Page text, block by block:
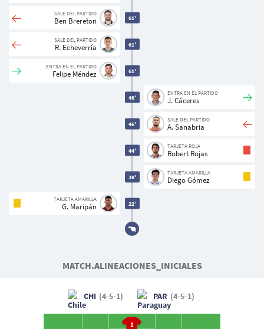
22'
TARJETA AMARILLA
G. Maripán
38'
TARJETA AMARILLA
Diego Gómez
44'
TARJETA ROJA
Robert Rojas
46'
SALE DEL PARTIDO
A. Sanabria
46'
ENTRA EN EL PARTIDO
J. Cáceres
61'
ENTRA EN EL PARTIDO
Felipe Méndez
61'
SALE DEL PARTIDO
R. Echeverría
61'
SALE DEL PARTIDO
Ben Brereton
MATCH.ALINEACIONES_INICIALES
CHI (4-5-1) PAR (4-5-1)
1
Usuarios